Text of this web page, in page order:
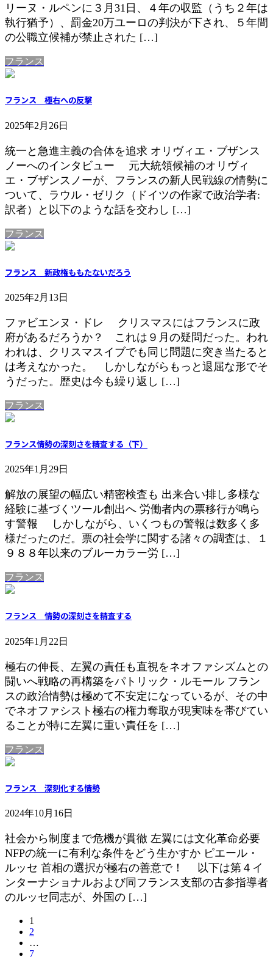
リーヌ・ルペンに３月31日、４年の収監（うち２年は
執行猶予）、罰金20万ユーロの判決が下され、５年間
の公職立候補が禁止された […]
フランス
フランス 極右への反撃
2025年2月26日
統一と急進主義の合体を追求 オリヴィエ・ブザンス
ノーへのインタビュー 元大統領候補のオリヴィ
エ・ブザンスノーが、フランスの新人民戦線の情勢に
ついて、ラウル・ゼリク（ドイツの作家で政治学者:
訳者）と以下のような話を交わし […]
フランス
フランス 新政権ももたないだろう
2025年2月13日
ファビエンヌ・ドレ クリスマスにはフランスに政
府があるだろうか？ これは９月の疑問だった。われ
われは、クリスマスイブでも同じ問題に突き当たると
は考えなかった。 しかしながらもっと退屈な形でそ
うだった。歴史は今も繰り返し […]
フランス
フランス情勢の深刻さを精査する（下）
2025年1月29日
解放の展望の幅広い精密検査も 出来合い排し多様な
経験に基づくツール創出へ 労働者内の票移行が鳴ら
す警報 しかしながら、いくつもの警報は数多く多
様だったのだ。票の社会学に関する諸々の調査は、１
９８８年以来のブルーカラー労 […]
フランス
フランス 情勢の深刻さを精査する
2025年1月22日
極右の伸長、左翼の責任も直視をネオファシズムとの
闘いへ戦略の再構築をパトリック・ルモール フラン
スの政治情勢は極めて不安定になっているが、その中
でネオファシスト極右の権力奪取が現実味を帯びてい
ることが特に左翼に重い責任を […]
フランス
フランス 深刻化する情勢
2024年10月16日
社会から制度まで危機が貫徹 左翼には文化革命必要
NFPの統一に有利な条件をどう生かすか ピエール・
ルッセ 首相の選択が極右の善意で！ 以下は第４イ
ンターナショナルおよび同フランス支部の古参指導者
のルッセ同志が、外国の […]
固
定
ペ
1
固
定
2
…
固
7